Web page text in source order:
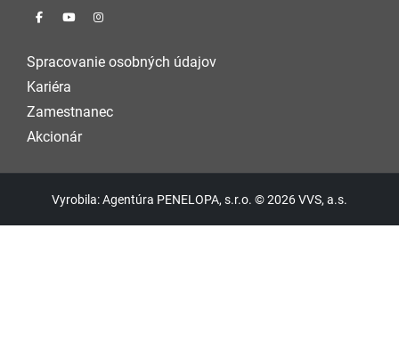
Spracovanie osobných údajov
Kariéra
Zamestnanec
Akcionár
Vyrobila: Agentúra PENELOPA, s.r.o. © 2026 VVS, a.s.